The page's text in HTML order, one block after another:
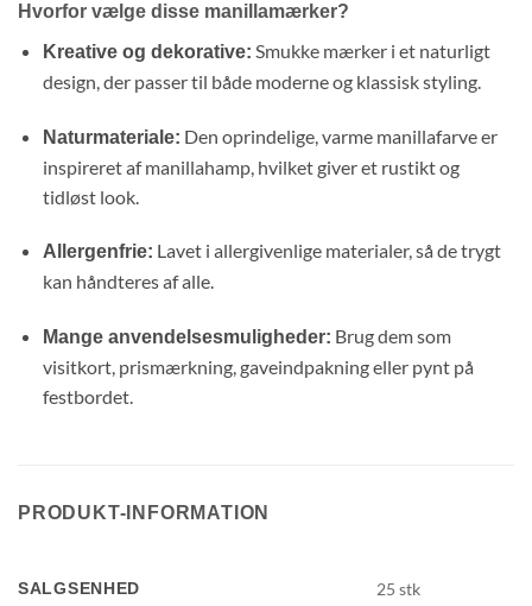
Hvorfor vælge disse manillamærker?
Kreative og dekorative: Smukke mærker i et naturligt
design,der passer til både moderne og klassisk styling.
Naturmateriale: Den oprindelige, varme manillafarve er
inspireret af manillahamp, hvilket giver et rustikt og
tidløst look.
Allergenfrie: Lavet i allergivenlige materialer,så de trygt
kan håndteres af alle.
Mange anvendelsesmuligheder: Brug dem som
visitkort,prismærkning,gaveindpakning eller pynt på
festbordet.
PRODUKT-INFORMATION
SALGSENHED 25 stk